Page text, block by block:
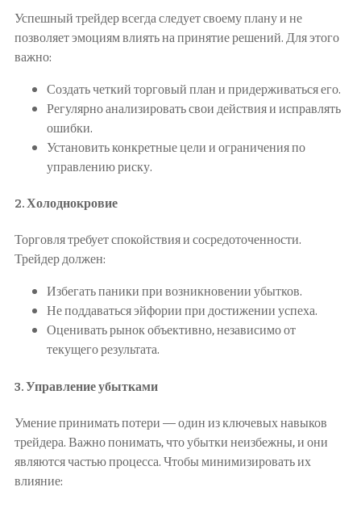
Успешный трейдер всегда следует своему плану и не
позволяет эмоциям влиять на принятие решений. Для этого
важно:
Создать четкий торговый план и придерживаться его.
Регулярно анализировать свои действия и исправлять
ошибки.
Установить конкретные цели и ограничения по
управлению риску.
2.Холоднокровие
Торговля требует спокойствия и сосредоточенности.
Трейдер должен:
Избегать паники при возникновении убытков.
Не поддаваться эйфории при достижении успеха.
Оценивать рынок объективно, независимо от
текущего результата.
3. Управление убытками
Умение принимать потери — один из ключевых навыков
трейдера. Важно понимать, что убытки неизбежны, и они
являются частью процесса. Чтобы минимизировать их
влияние: